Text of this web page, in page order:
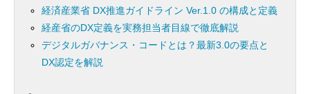
経済産業省 DX推進ガイドライン Ver.1.0 の構成と定義
経産省のDX定義を実務担当者目線で徹底解説
デジタルガバナンス・コードとは？最新3.0の要点と
DX認定を解説